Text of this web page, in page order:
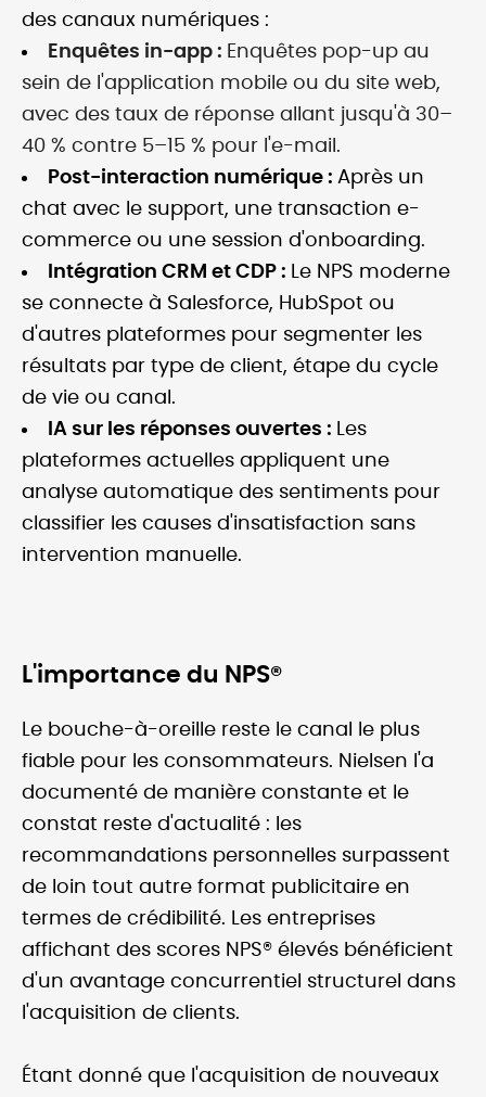
des canaux numériques :
Enquêtes in-app : Enquêtes pop-up au
sein de l'application mobile ou du site web,
avec des taux de réponse allant jusqu'à 30–
40 % contre 5–15 % pour l'e-mail.
Post-interaction numérique : Après un
chat avec le support, une transaction e-
commerce ou une session d'onboarding.
Intégration CRM et CDP : Le NPS moderne
se connecte à Salesforce, HubSpot ou
d'autres plateformes pour segmenter les
résultats par type de client, étape du cycle
de vie ou canal.
IA sur les réponses ouvertes : Les
plateformes actuelles appliquent une
analyse automatique des sentiments pour
classifier les causes d'insatisfaction sans
intervention manuelle.
L'importance du NPS®
Le bouche-à-oreille reste le canal le plus
fiable pour les consommateurs. Nielsen l'a
documenté de manière constante et le
constat reste d'actualité : les
recommandations personnelles surpassent
de loin tout autre format publicitaire en
termes de crédibilité. Les entreprises
affichant des scores NPS® élevés bénéficient
d'un avantage concurrentiel structurel dans
l'acquisition de clients.
Étant donné que l'acquisition de nouveaux